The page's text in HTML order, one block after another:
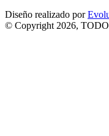
Diseño realizado por
© Copyright 2026,